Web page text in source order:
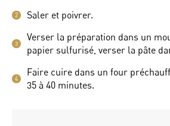
2 Saler et poivrer.
3
Verser la préparation dans un
papier sulfurisé, verser la pâte
4
Faire cuire dans un four
35 à 40 minutes.